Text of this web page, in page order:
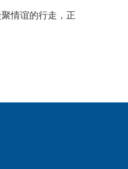
情谊的行走，正